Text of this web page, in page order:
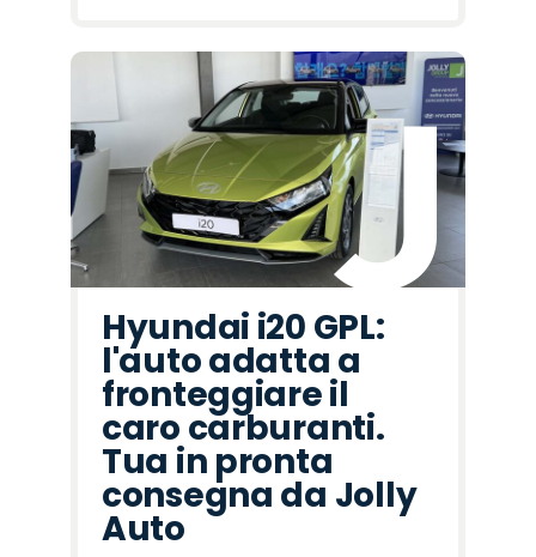
Hyundai i20 GPL:
l'auto adatta a
fronteggiare il
caro carburanti.
Tua in pronta
consegna da Jolly
Auto